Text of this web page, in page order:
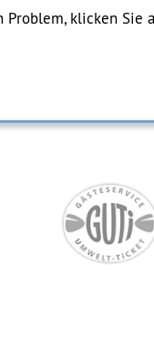
klicken Sie